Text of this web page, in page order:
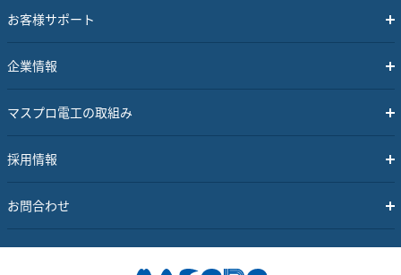
お客様サポート
企業情報
マスプロ電工の取組み
採用情報
お問合わせ